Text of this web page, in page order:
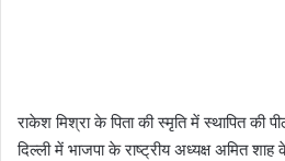
राकेश मिश्रा के पिता की स्मृति में स्थापित की
दिल्ली में भाजपा के राष्ट्रीय अध्यक्ष अमित